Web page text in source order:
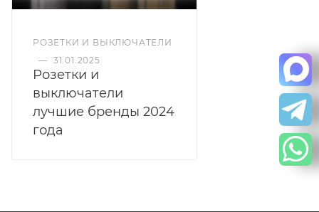
РОЗЕТКИ И ВЫКЛЮЧАТЕЛИ
— 31.01.2025
Розетки и
выключатели
лучшие бренды 2024
года